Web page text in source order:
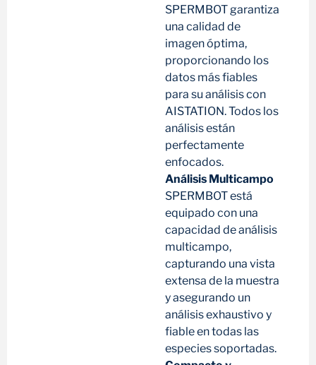
SPERMBOT garantiza
una calidad de
imagen óptima,
proporcionando los
datos más fiables
para su análisis con
AISTATION. Todos los
análisis están
perfectamente
enfocados.
Análisis Multicampo
SPERMBOT está
equipado con una
capacidad de análisis
multicampo,
capturando una vista
extensa de la muestra
y asegurando un
análisis exhaustivo y
fiable en todas las
especies soportadas.